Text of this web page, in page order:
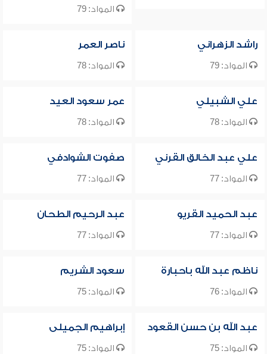
المواد: 79
راشد الزهراني
المواد: 79
ناصر العمر
المواد: 78
علي الشبيلي
المواد: 78
عمر سعود العيد
المواد: 78
علي عبد الخالق القرني
المواد: 77
صفوت الشوادفي
المواد: 77
عبد الحميد القريو
المواد: 77
عبد الرحيم الطحان
المواد: 77
ناظم عبد الله باحبارة
المواد: 76
سعود الشريم
المواد: 75
عبد الله بن حسن القعود
المواد: 75
إبراهيم الجميلى
المواد: 75